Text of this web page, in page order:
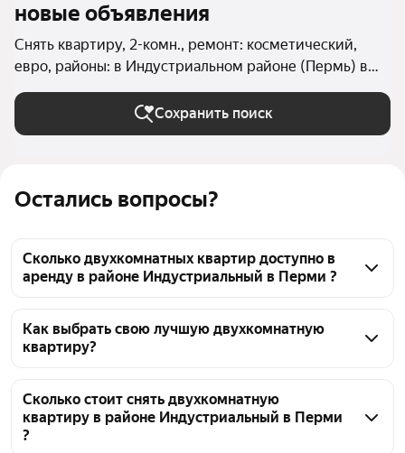
Остались вопросы?
Сколько двухкомнатных квартир доступно в
аренду в районе Индустриальный в Перми ?
Индустриальный в Перми доступно в аренду 30
двухкомнатных квартир, из них 1 объявление от
Как выбрать свою лучшую двухкомнатную
квартиру?
районе Индустриальный, воспользуйтесь
удобными фильтрами и сортировкой для выбора
среди предложений в выбранном районе
Сколько стоит снять двухкомнатную
квартиру в районе Индустриальный в Перми
?
новые объявления
Снять квартиру, 2-комн., ремонт: косметический,
евро, районы: в Индустриальном районе (Пермь) в
Перми
Сохранить поиск